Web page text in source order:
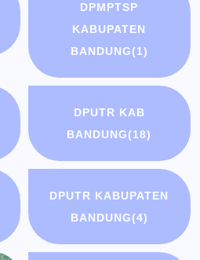
DPMPTSP
KABUPATEN
BANDUNG(1)
DPUTR KAB
BANDUNG(18)
DPUTR KABUPATEN
BANDUNG(4)